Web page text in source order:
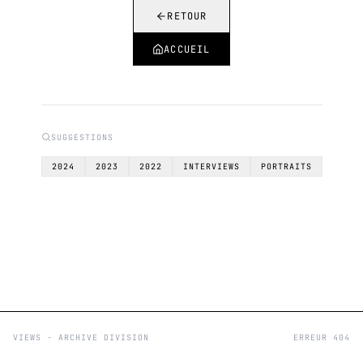
RETOUR
ACCUEIL
SUGGESTIONS
2024 2023 2022 INTERVIEWS PORTRAITS
VIEWS - ARCHIVE DIVISION ERREUR 404